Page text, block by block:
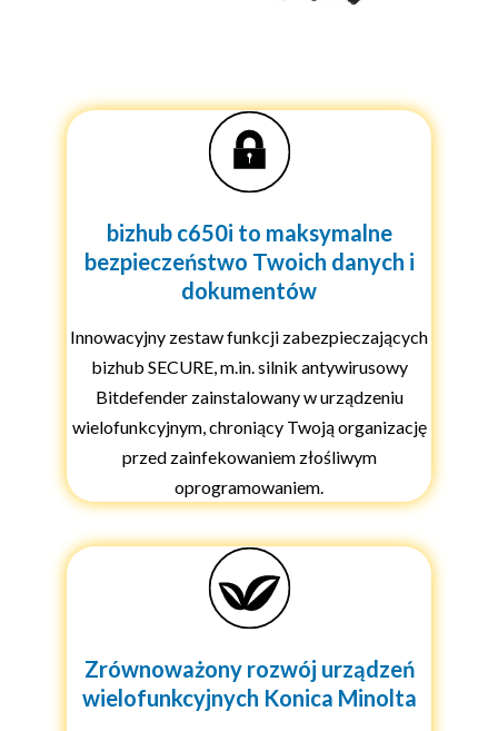
bizhub c650i to maksymalne
bezpieczeństwo Twoich danych i
dokumentów
Innowacyjny zestaw funkcji zabezpieczających
bizhub SECURE, m.in. silnik antywirusowy
Bitdefender zainstalowany w urządzeniu
wielofunkcyjnym, chroniący Twoją organizację
przed zainfekowaniem złośliwym
oprogramowaniem.
Zrównoważony rozwój urządzeń
wielofunkcyjnych Konica Minolta